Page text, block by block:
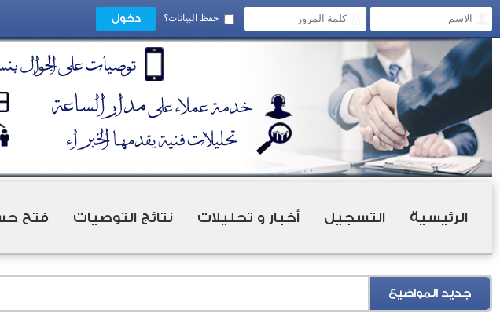
حفظ البيانات؟
الرئيسية التسجيل أخبار و تحليلات نتائج التوصيات فتح
جديد المواضيع